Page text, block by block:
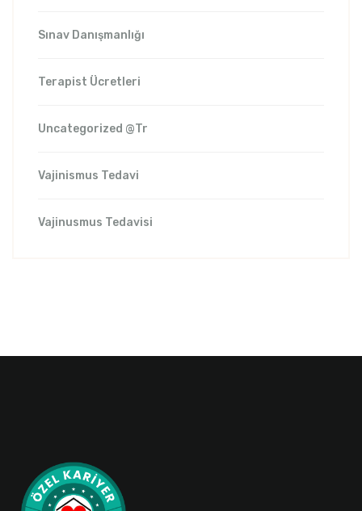
Sınav Danışmanlığı
Terapist Ücretleri
Uncategorized @tr
Vajinismus Tedavi
Vajinusmus Tedavisi